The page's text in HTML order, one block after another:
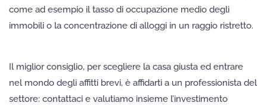
come ad esempio il tasso di occupazione medio degli
immobili o la concentrazione di alloggi in un raggio ristretto.
Il miglior consiglio, per scegliere la casa giusta ed entrare
nel mondo degli affitti brevi, è affidarti a un professionista del
settore: contattaci e valutiamo insieme l’investimento